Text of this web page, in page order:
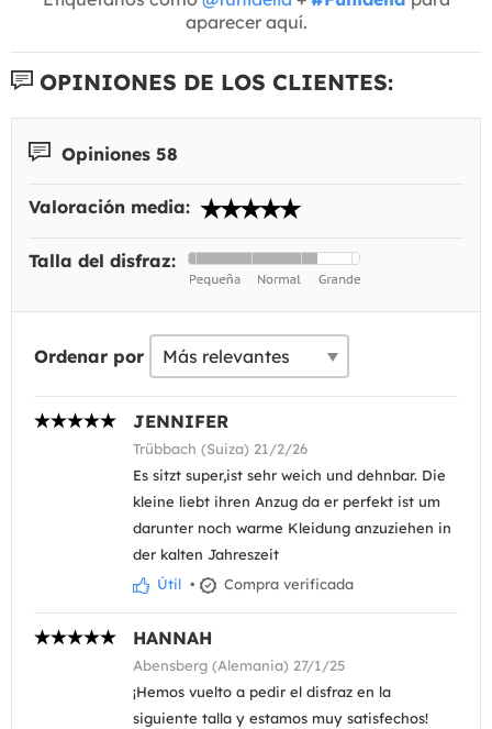
aparecer aquí.
OPINIONES DE LOS CLIENTES:
Opiniones 58
Valoración media:
Talla del disfraz:
Ordenar por
JENNIFER
Trübbach (Suiza) 21/2/26
Es sitzt super,ist sehr weich und dehnbar. Die
kleine liebt ihren Anzug da er perfekt ist um
darunter noch warme Kleidung anzuziehen in
der kalten Jahreszeit
Útil • Compra verificada
HANNAH
Abensberg (Alemania) 27/1/25
¡Hemos vuelto a pedir el disfraz en la
siguiente talla y estamos muy satisfechos!